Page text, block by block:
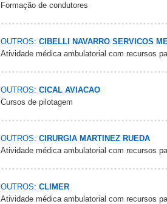
Formação de condutores
OUTROS: CIBELLI NAVARRO SERVICOS
Atividade médica ambulatorial com recursos
OUTROS: CICAL AVIACAO
Cursos de pilotagem
OUTROS: CIRURGIA MARTINEZ RUEDA
Atividade médica ambulatorial com recursos
OUTROS: CLIMER
Atividade médica ambulatorial com recursos